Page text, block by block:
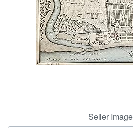
Textbooks
Start Selling
Seller Image